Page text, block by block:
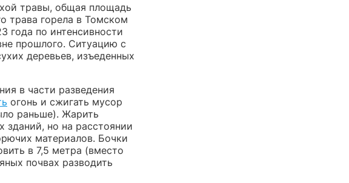
травы, общая площадь
трава горела в Томском
года по интенсивности
прошлого. Ситуацию с
деревьев, изъеденных
в части разведения
огонь и сжигать мусор
раньше). Жарить
но на расстоянии
материалов. Бочки
в 7,5 метра (вместо
почвах разводить